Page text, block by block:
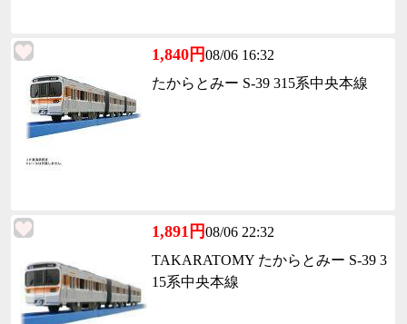
1,840円08/06 16:32
たからとみー S-39 315系中央本線
1,891円08/06 22:32
TAKARATOMY たからとみー S-39 3
15系中央本線